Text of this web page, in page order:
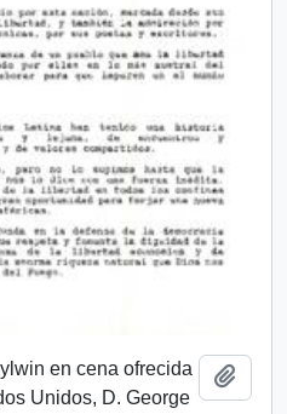
en cena ofrecida
Unidos, D. George